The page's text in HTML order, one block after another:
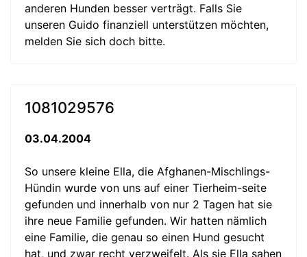
anderen Hunden besser verträgt. Falls Sie
unseren Guido finanziell unterstützen möchten,
melden Sie sich doch bitte.
1081029576
03.04.2004
So unsere kleine Ella, die Afghanen-Mischlings-
Hündin wurde von uns auf einer Tierheim-seite
gefunden und innerhalb von nur 2 Tagen hat sie
ihre neue Familie gefunden. Wir hatten nämlich
eine Familie, die genau so einen Hund gesucht
hat, und zwar recht verzweifelt. Als sie Ella sahen